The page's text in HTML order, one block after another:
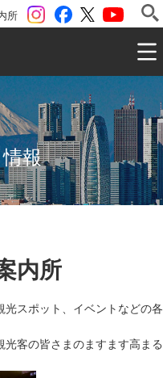
ツイッター
Facebook
instagram
所
光振興協会 Shinjuku
報
内所
スポット、イベントなどの各
客の皆さまのますます高まる